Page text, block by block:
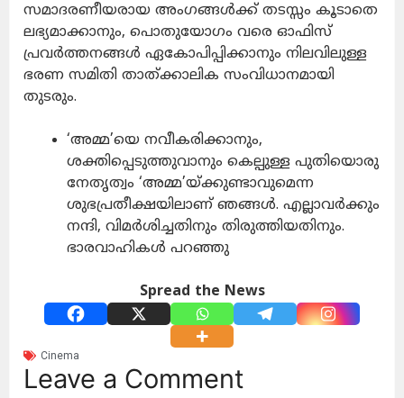
സമാദരണീയരായ അംഗങ്ങൾക്ക് തടസ്സം കൂടാതെ
ലഭ്യമാക്കാനും, പൊതുയോഗം വരെ ഓഫിസ്
പ്രവർത്തനങ്ങൾ ഏകോപിപ്പിക്കാനും നിലവിലുള്ള
ഭരണ സമിതി താത്ക്കാലിക സംവിധാനമായി
തുടരും.
‘അമ്മ’യെ നവീകരിക്കാനും,
ശക്തിപ്പെടുത്തുവാനും കെല്പുള്ള പുതിയൊരു
നേതൃത്വം ‘അമ്മ’യ്ക്കുണ്ടാവുമെന്ന
ശുഭപ്രതീക്ഷയിലാണ് ഞങ്ങൾ. എല്ലാവർക്കും
നന്ദി, വിമർശിച്ചതിനും തിരുത്തിയതിനും.
ഭാരവാഹികൾ പറഞ്ഞു
Spread the News
Cinema
Leave a Comment